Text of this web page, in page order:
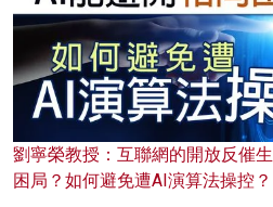
劉寧榮教授：互聯網的開放反催
困局？如何避免遭AI演算法操控？